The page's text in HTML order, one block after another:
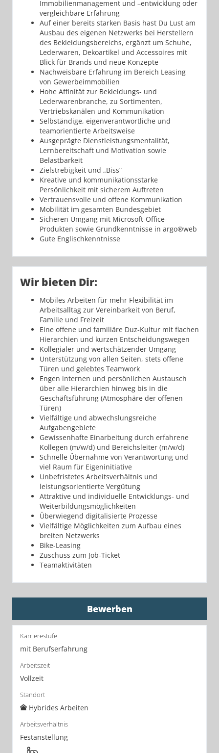
Immobilienmanagement und –entwicklung oder
vergleichbare Erfahrung
Auf einer bereits starken Basis hast Du Lust am
Ausbau des eigenen Netzwerks bei Herstellern
des Bekleidungsbereichs, ergänzt um Schuhe,
Lederwaren, Dekoartikel und Accessoires mit
Blick für Brands und neue Konzepte
Nachweisbare Erfahrung im Bereich Leasing
von Gewerbeimmobilien
Hohe Affinität zur Bekleidungs- und
Lederwarenbranche, zu Sortimenten,
Vertriebskanälen und Kommunikation
Selbständige, eigenverantwortliche und
teamorientierte Arbeitsweise
Ausgeprägte Dienstleistungsmentalität,
Lernbereitschaft und Motivation sowie
Belastbarkeit
Zielstrebigkeit und „Biss“
Kreative und kommunikationsstarke
Persönlichkeit mit sicherem Auftreten
Vertrauensvolle und offene Kommunikation
Mobilität im gesamten Bundesgebiet
Sicheren Umgang mit Microsoft-Office-
Produkten sowie Grundkenntnisse in argo®web
Gute Englischkenntnisse
Wir bieten Dir:
Mobiles Arbeiten für mehr Flexibilität im
Arbeitsalltag zur Vereinbarkeit von Beruf,
Familie und Freizeit
Eine offene und familiäre Duz-Kultur mit flachen
Hierarchien und kurzen Entscheidungswegen
Kollegialer und wertschätzender Umgang
Unterstützung von allen Seiten, stets offene
Türen und gelebtes Teamwork
Engen internen und persönlichen Austausch
über alle Hierarchien hinweg bis in die
Geschäftsführung (Atmosphäre der offenen
Türen)
Vielfältige und abwechslungsreiche
Aufgabengebiete
Gewissenhafte Einarbeitung durch erfahrene
Kollegen (m/w/d) und Bereichsleiter (m/w/d)
Schnelle Übernahme von Verantwortung und
viel Raum für Eigeninitiative
Unbefristetes Arbeitsverhältnis und
leistungsorientierte Vergütung
Attraktive und individuelle Entwicklungs- und
Weiterbildungsmöglichkeiten
Überwiegend digitalisierte Prozesse
Vielfältige Möglichkeiten zum Aufbau eines
breiten Netzwerks
Bike-Leasing
Zuschuss zum Job-Ticket
Teamaktivitäten
Bewerben
Karrierestufe
mit Berufserfahrung
Arbeitszeit
Vollzeit
Standort
Hybrides Arbeiten
Arbeitsverhältnis
Festanstellung